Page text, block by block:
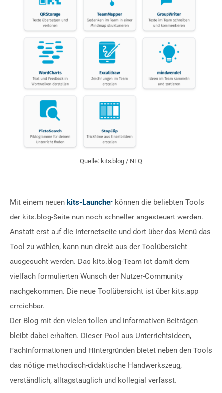
Quelle: kits.blog / NLQ
Mit einem neuen kits-Launcher können die beliebten Tools
der kits.blog-Seite nun noch schneller angesteuert werden.
Anstatt erst auf die Internetseite und dort über das Menü das
Tool zu wählen, kann nun direkt aus der Toolübersicht
ausgesucht werden. Das kits.blog-Team ist damit dem
vielfach formulierten Wunsch der Nutzer-Community
nachgekommen. Die neue Toolübersicht ist über kits.app
erreichbar.
Der Blog mit den vielen tollen und informativen Beiträgen
bleibt dabei erhalten. Dieser Pool aus Unterrichtsideen,
Fachinformationen und Hintergründen bietet neben den Tools
das nötige methodisch-didaktische Handwerkszeug,
verständlich, alltagstauglich und kollegial verfasst.